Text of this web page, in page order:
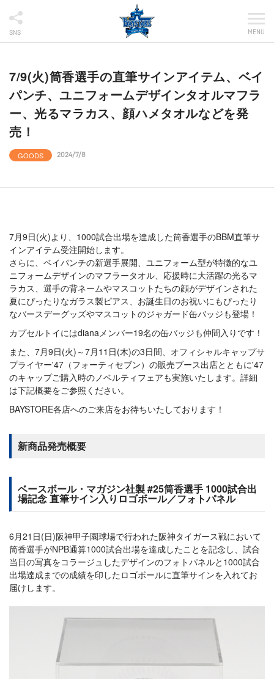
SNS MENU
7/9(火)筒香選手の直筆サインアイテム、ベイ
パンチ、ユニフォームデザインタオルマフラ
ー、光るマラカス、顔ハメタオルなどを発
売！
GOODS 2024/7/8
7月9日(火)より、1000試合出場を達成した筒香選手のBBM直筆サ
インアイテム受注開始します。
さらに、ベイパンチの新選手展開、ユニフォーム型が特徴的なユ
ニフォームデザインのマフラータオル、応援時に大活躍の光るマ
ラカス、選手の背ネームやマスコットたちの顔がデザインされた
夏にぴったりなガラス製ピアス、お誕生日のお祝いにもぴったり
なバースデーグッズやマスコットのジャガード缶バッジも登場！
カプセルトイにはdianaメンバー19名の缶バッジも仲間入りです！
また、7月9日(火)～7月11日(木)の3日間、オフィシャルキャップサ
プライヤー'47（フォーティセブン）の販売ブース出店とともに'47
のキャップご購入時のノベルティフェアも実施いたします。詳細
は下記概要をご参照ください。
BAYSTORE各店へのご来店をお待ちいたしております！
新商品発売概要
ベースボール・マガジン社製 #25筒香選手 1000試合出
場記念 直筆サイン入りロゴボール／フォトパネル
6月21日(日)阪神甲子園球場で行われた阪神タイガース戦において
筒香選手がNPB通算1000試合出場を達成したことを記念し、試合
当日の写真をコラージュしたデザインのフォトパネルと1000試合
出場達成までの成績を印したロゴボールに直筆サインを入れてお
届けします。